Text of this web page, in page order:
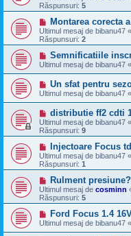
Răspunsuri: 5
Montarea corecta
Ultimul mesaj de bibanu47 «
Răspunsuri: 2
Semnificatiile
Ultimul mesaj de bibanu47 «
Un sfat pentru
Ultimul mesaj de bibanu47 «
distributie ff2 cdti
Ultimul mesaj de bibanu47 «
Răspunsuri: 9
Injectoare Focus
Ultimul mesaj de bibanu47 «
Răspunsuri: 1
Rulment presiune?
Ultimul mesaj de cosminn
Răspunsuri: 5
Ford Focus 1.4
Ultimul mesaj de bibanu47 «